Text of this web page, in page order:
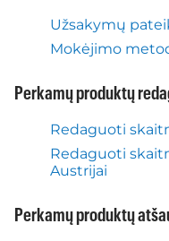
Užsakymų
Mokėjimo
Perkamų produktų
Redaguoti
Redaguoti
Austrijai
Perkamų produktų